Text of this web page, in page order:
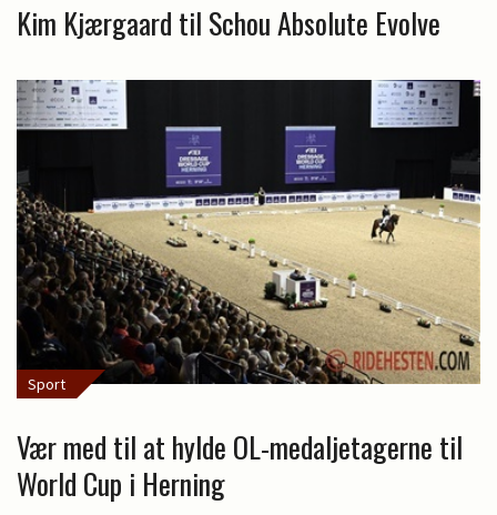
Kim Kjærgaard til Schou Absolute Evolve
Sport
Vær med til at hylde OL-medaljetagerne til
World Cup i Herning